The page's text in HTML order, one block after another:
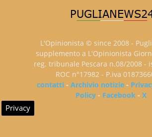
L'Opinionista © since 2008 -
supplemento a L'Opinionista
reg. tribunale Pescara n.08/2008 -
ROC n°17982 - P.iva
contatti- Archivio notizie-
Policy - Facebook -X
Privacy